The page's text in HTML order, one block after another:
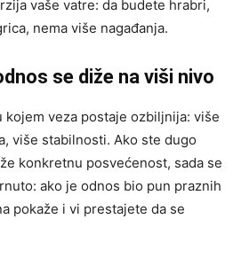
vaše vatre: da budete hrabri,
nema više nagađanja.
se diže na viši nivo
kojem veza postaje ozbiljnija: više
više stabilnosti. Ako ste dugo
konkretnu posvećenost, sada se
ako je odnos bio pun praznih
pokaže i vi prestajete da se